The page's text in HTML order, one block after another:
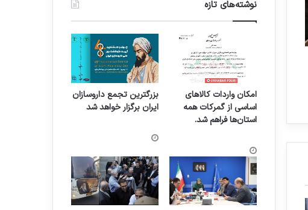
نوشته‌های تازه
امکان واردات کالاهای
اساسی از گمرکات همه
استان‌ها فراهم شد.
بزرگترین تجمع داروسازان
ایران برگزار خواهد شد